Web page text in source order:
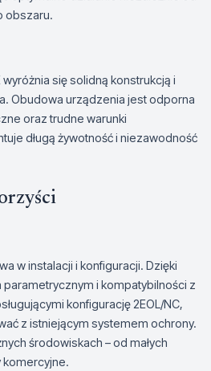
obszaru.
wyróżnia się solidną konstrukcją i
Obudowa urządzenia jest odporna
oraz trudne warunki
długą żywotność i niezawodność
w instalacji i konfiguracji. Dzięki
i kompatybilności z
konfigurację 2EOL/NC,
z istniejącym systemem ochrony.
środowiskach – od małych
komercyjne.